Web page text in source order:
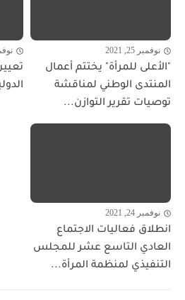
نوفمبر 25, 2021
"الأعلى للمرأة" يختتم أعمال
المنتدى الوطني لمناقشة
توصيات تقرير التوازن...
نوفمبر
نوفمبر 24, 2021
انطلاق فعاليات الاجتماع
العادي التاسع عشر للمجلس
التنفيذي لمنظمة المرأة...